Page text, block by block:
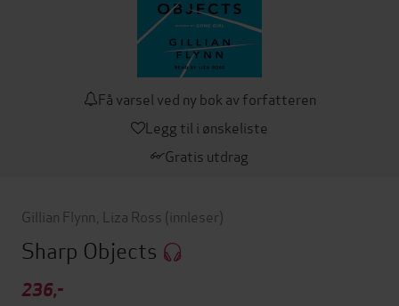
Få varsel ved ny bok av forfatteren
Legg til i ønskeliste
Gratis utdrag
Gillian Flynn Liza Ross (innleser)
Sharp Objects
236,-